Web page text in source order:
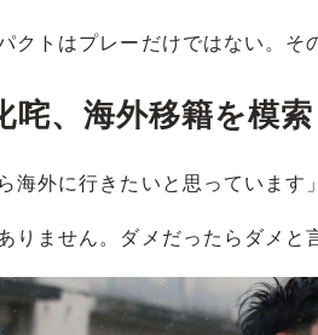
トはプレーだけではない。そ
咤、海外移籍を模索
海外に行きたいと思っています」
りません。ダメだったらダメと